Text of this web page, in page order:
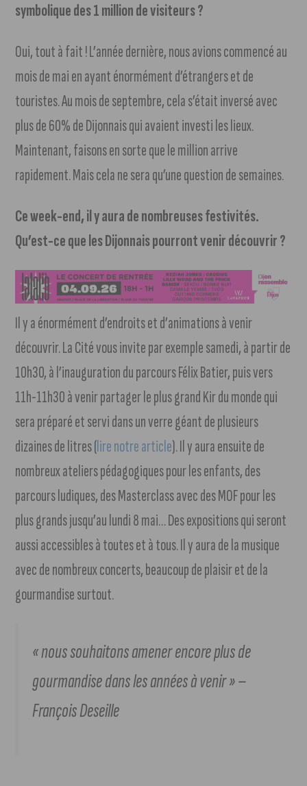
symbolique des 1 million de visiteurs ?
Oui, tout à fait ! L’année dernière, nous avions commencé au
mois de mai en ayant énormément d’étrangers et de
touristes. Au mois de septembre, cela s’était inversé avec
plus de 60% de Dijonnais qui avaient investi les lieux.
Maintenant, faisons en sorte que le million arrive
rapidement. Mais cela ne sera qu’une question de semaines.
Ce week-end, il y aura de nombreuses festivités.
Qu’est-ce que les Dijonnais pourront venir découvrir ?
Il y a énormément d’endroits et d’animations à venir
découvrir. La Cité vous invite par exemple samedi, à partir de
10h30, à l’inauguration du parcours Félix Batier, puis vers
11h-11h30 à venir partager le plus grand Kir du monde qui
sera préparé et servi dans un verre géant de plusieurs
dizaines de litres (lire notre article). Il y aura ensuite de
nombreux ateliers pédagogiques pour les enfants, des
parcours ludiques, des Masterclass avec des MOF pour les
plus grands jusqu’au lundi 8 mai… Des expositions qui seront
aussi accessibles à toutes et à tous. Il y aura de la musique
avec de nombreux concerts, beaucoup de plaisir et de la
gourmandise surtout.
« nous souhaitons amener encore plus de
gourmandise dans les années à venir » –
François Deseille